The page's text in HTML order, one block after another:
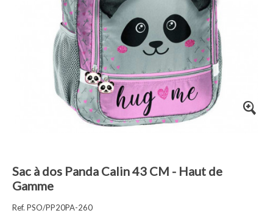
Sac à dos Panda Calin 43 CM - Haut de
Gamme
Ref. PSO/PP20PA-260